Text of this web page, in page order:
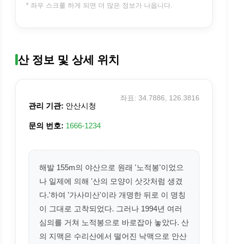
* 좌우 스크롤 하게 되면 더 많은 정보가 나옵니다.
산 정보 및 상세 위치
관리 기관: 안산시청
문의 번호: 1666-1234
좌표: 34.7886, 126.3816
해발 155m의 야산으로 원래 '노적봉'이었으
나 일제에 의해 '산의 모양이 삿갓처럼 생겼
다.'하여 '가사미산'이라 개명한 뒤로 이 명칭
이 그대로 고착되었다. 그러나 1994년 여러
심의를 거쳐 노적봉으로 바로잡아 놓았다. 산
의 지맥은 수리산에서 떨어진 낙맥으로 안산